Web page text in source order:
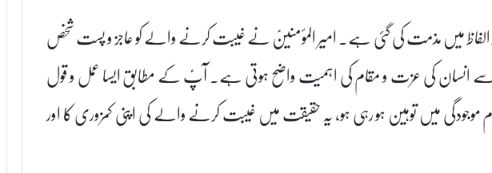
الفاظ میں مذمت کی گئی ہے۔ امیر المؤمنینؑ نے غیبت کرنے والے کو عاجز و پست شخص
انسان کی عزت و مقام کی اہمیت واضح ہوتی ہے۔ آپؑ کے مطابق ایسا عمل و قول
میں توہین ہو رہی ہو، یہ حقیقت میں غیبت کرنے والے کی اپنی کمزوری کا اور